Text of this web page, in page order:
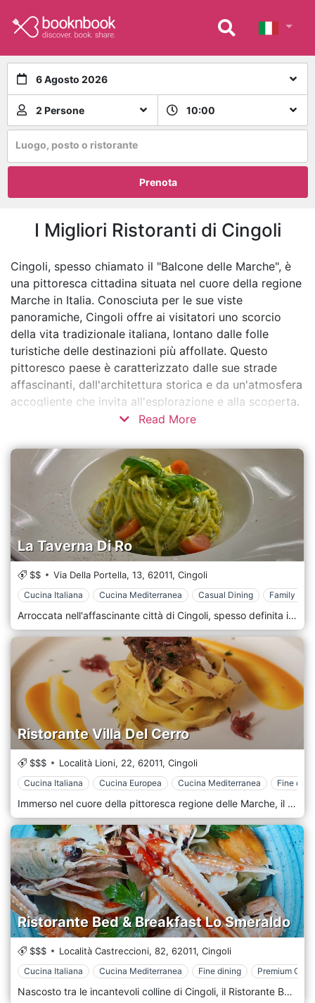
6 Agosto 2026
2 Persone 10:00
Luogo, posto o ristorante
Prenota
I Migliori Ristoranti di Cingoli
Cingoli, spesso chiamato il "Balcone delle Marche", è
una pittoresca cittadina situata nel cuore della regione
Marche in Italia. Conosciuta per le sue viste
panoramiche, Cingoli offre ai visitatori uno scorcio
della vita tradizionale italiana, lontano dalle folle
turistiche delle destinazioni più affollate. Questo
pittoresco paese è caratterizzato dalle sue strade
affascinanti, dall'architettura storica e da un'atmosfera
accogliente che invita all'esplorazione e alla scoperta.
Read More
La Taverna Di Ro
$$ Via Della Portella, 13, 62011, Cingoli
Cucina Italiana Cucina Mediterranea Casual Dining Family
Arroccata nell'affascinante città di Cingoli, spesso definita il "Balcone delle Marche", La Taverna Di Ro si erge come un faro culinario, illuminando il ricco patrimonio gastronomico della regione. La Taverna Di Ro incarna una delicata miscela di antiche ricette marchigiane e innovazioni culinarie contemporanee. Il menu è un sentito omaggio ai sapori rustici e terrosi che da generazioni adornano le tavole marchigiane, ma con un tocco rinfrescante e moderno. Al centro della filosofia de La Taverna c'è l'impegno per la sostenibilità e i prodotti locali. Ogni piatto racconta la storia delle fertili terre della regione, riecheggiando la freschezza della costa adriatica e la ricchezza dei contrafforti appenninici. L'arredamento del ristorante è un omaggio al significato storico di Cingoli. Muri in pietra, travi in legno e manufatti tradizionali trasportano i commensali indietro nel tempo, offrendo un'esperienza culinaria che riguarda tanto l'atmosfera quanto il gusto. Cuore e anima del locale, Ro, è un maestro in cucina. Con ogni piatto, dipinge una tela di sapori, consistenze e aromi, assicurando che i commensali festeggino con la bocca, gli occhi e l'anima.
Ristorante Villa Del Cerro
$$$ Località Lioni, 22, 62011, Cingoli
Cucina Italiana Cucina Europea Cucina Mediterranea Fine
Immerso nel cuore della pittoresca regione delle Marche, il Ristorante Villa Del Cerro a Cingoli offre un'autentica esperienza culinaria italiana come nessun altro. Con viste panoramiche sulle dolci colline e sui scintillanti laghi di Cingoli, la bellezza paesaggistica della villa completa le sue delizie culinarie. Traendo ispirazione dal ricco patrimonio gastronomico marchigiano, il ristorante presenta un menu con piatti tradizionali realizzati utilizzando gli ingredienti locali più freschi. Gli ospiti potranno assaporare prelibatezze che spaziano dalla pasta fatta a mano e risotti aromatici alle carni succulente e al pesce fresco sorseggiando vini pregiati provenienti dai migliori vigneti della regione. La villa splendidamente restaurata emana fascino storico con i suoi muri in pietra, travi in legno rustiche e arredi eleganti. Sia che siate seduti nell'accogliente sala da pranzo interna o sulla terrazza con vista sull'incantevole paesaggio, l'ambiente di Villa Del Cerro vi avvolgerà nel calore e nell'ospitalità italiana.
Ristorante Bed & Breakfast Lo Smeraldo
$$$ Località Castreccioni, 82, 62011, Cingoli
Cucina Italiana Cucina Mediterranea Fine dining Premium
Nascosto tra le incantevoli colline di Cingoli, il Ristorante Bed & Breakfast Lo Smeraldo è un tesoro nascosto nelle Marche che promette sia una deliziosa gastronomia che un rifugio riposante. Una miscela armoniosa di fascino tradizionale italiano e comfort contemporanei, Lo Smeraldo offre agli ospiti un viaggio unico di sapori e relax. Entrando nel ristorante, gli ospiti vengono viziati in un'esperienza culinaria profondamente radicata nelle tradizioni marchigiane. Utilizzando i prodotti stagionali più freschi e gli ingredienti locali, gli chef de Lo Smeraldo creano piatti che rendono omaggio al ricco patrimonio culinario della regione. Ogni piatto racconta una storia dell'eredità gastronomica marchigiana, dalla pasta fatta in casa condita con salse aromatiche ai piatti di pesce fresco che catturano l'essenza del Mare Adriatico. Adiacente al ristorante, il bed and breakfast è un'oasi di tranquillità. Ogni camera è progettata con cura per riflettere la bellezza rustica delle Marche, con arredi confortevoli, lenzuola morbide e viste mozzafiato sulla campagna circostante. Svegliarsi con il dolce cinguettio degli uccelli e l'aroma del caffè italiano appena fatto è un piacere quotidiano per gli ospiti. Ma il vero cuore del Ristorante Bed & Breakfast Lo Smeraldo risiede nelle sue persone. Lo staff dedicato assicura che ogni ospite si senta a casa, offrendo un servizio personalizzato con genuino calore e ospitalità.